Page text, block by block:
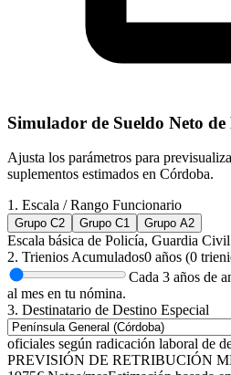
Simulador de Sueldo Neto
Ajusta los parámetros para
suplementos estimados en Córdoba.
1. Escala / Rango Funcionario
Grupo C2 Grupo C1 Grupo A2
Escala básica de Policía, Guardia
2. Trienios Acumulados0 años (0
Cada 3 años de
al mes en tu nómina.
3. Destinatario de Destino Especial
oficiales según radicación laboral de
PREVISIÓN DE RETRIBUCIÓN